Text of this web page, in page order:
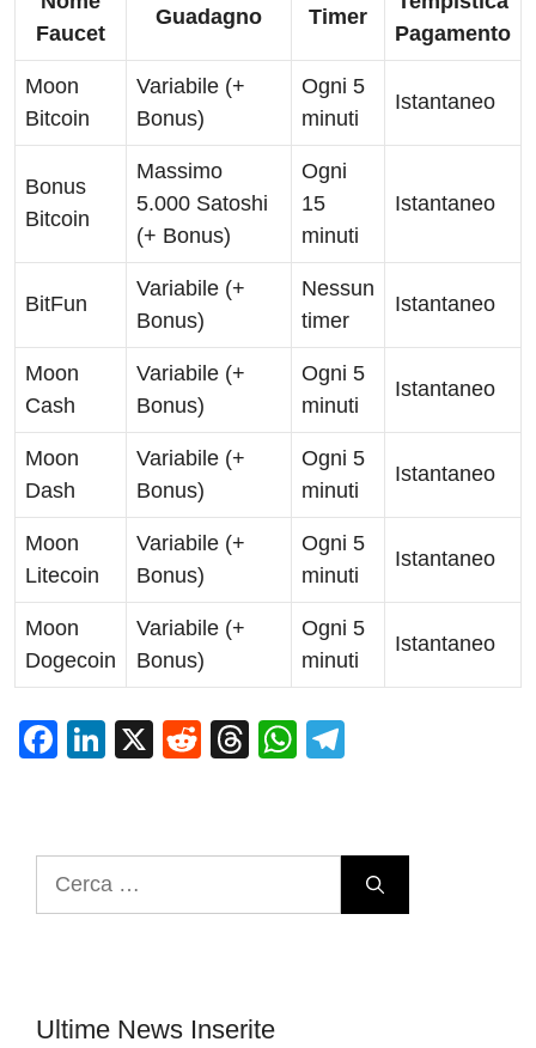
Faucet
Guadagno Timer
Pagamento
Moon
Bitcoin
Variabile (+
Bonus)
Ogni 5
minuti
Istantaneo
Bonus
Bitcoin
Massimo
5.000 Satoshi
(+ Bonus)
Ogni
15
minuti
Istantaneo
BitFun
Variabile (+
Bonus)
Nessun
timer
Istantaneo
Moon
Cash
Variabile (+
Bonus)
Ogni 5
minuti
Istantaneo
Moon
Dash
Variabile (+
Bonus)
Ogni 5
minuti
Istantaneo
Moon
Litecoin
Variabile (+
Bonus)
Ogni 5
minuti
Istantaneo
Moon
Dogecoin
Variabile (+
Bonus)
Ogni 5
minuti
Istantaneo
F
e
b
k
Li
e
dI
X
R
di
T
a
W
s
gr
Ultime News Inserite